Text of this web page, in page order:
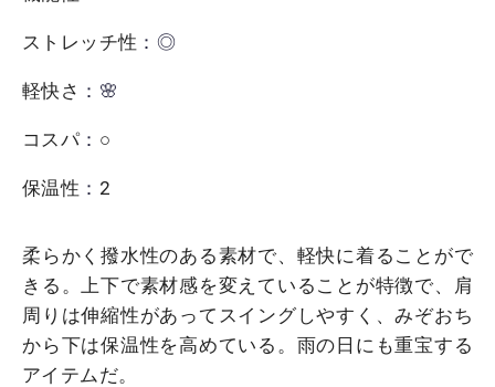
ストレッチ性 ：◎
軽快さ ：🌸
コスパ： ○
保温性 ： 2
柔らかく撥水性のある素材で、軽快に着ることがで
きる。上下で素材感を変えていることが特徴で、肩
周りは伸縮性があってスイングしやすく、みぞおち
から下は保温性を高めている。雨の日にも重宝する
アイテムだ。